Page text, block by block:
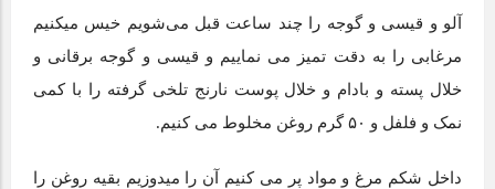
آلو و قیسی و گوجه را چند ساعت قبل می‌شویم خیس میکنیم
مرغابی را به دقت تمیز می نماییم و قیسی و گوجه برقانی و
خلال پسته و بادام و خلال پوست نارنج تلخی گرفته را با کمی
نمک و فلفل و ۵۰ گرم روغن مخلوط می کنیم.
داخل شکم مرغ و مواد پر می کنیم آن را میدوزیم بقیه روغن را